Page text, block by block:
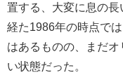
置する、大変に息の
経た1986年の時点で
はあるものの、まだ
い状態だった。